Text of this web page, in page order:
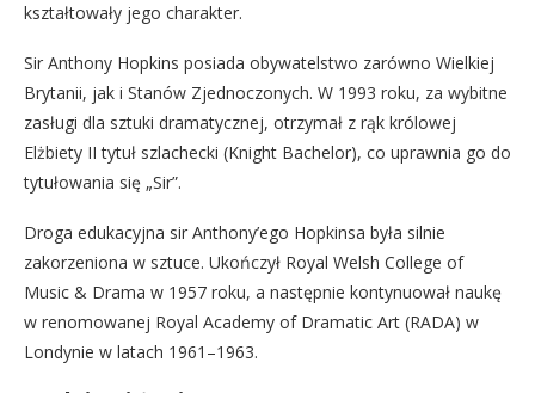
kształtowały jego charakter.
Sir Anthony Hopkins posiada obywatelstwo zarówno Wielkiej
Brytanii, jak i Stanów Zjednoczonych. W 1993 roku, za wybitne
zasługi dla sztuki dramatycznej, otrzymał z rąk królowej
Elżbiety II tytuł szlachecki (Knight Bachelor), co uprawnia go do
tytułowania się „Sir”.
Droga edukacyjna sir Anthony’ego Hopkinsa była silnie
zakorzeniona w sztuce. Ukończył Royal Welsh College of
Music & Drama w 1957 roku, a następnie kontynuował naukę
w renomowanej Royal Academy of Dramatic Art (RADA) w
Londynie w latach 1961–1963.